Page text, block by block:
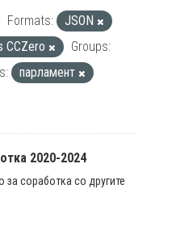
Formats:
JSON
CCZero
Groups:
парламент
2020-2024
за соработка со другите